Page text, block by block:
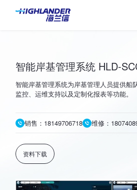
智能岸基管理系统 HLD-
智能岸基管理系统为岸基管理人员提供船
监控、运维支持以及定制化报表等功能。
销售：18149706718 维修：
资料下载